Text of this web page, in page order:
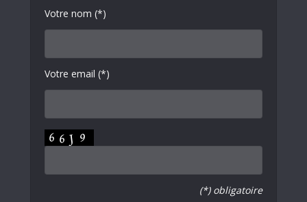
Votre nom (*)
Votre email (*)
(*) obligatoire